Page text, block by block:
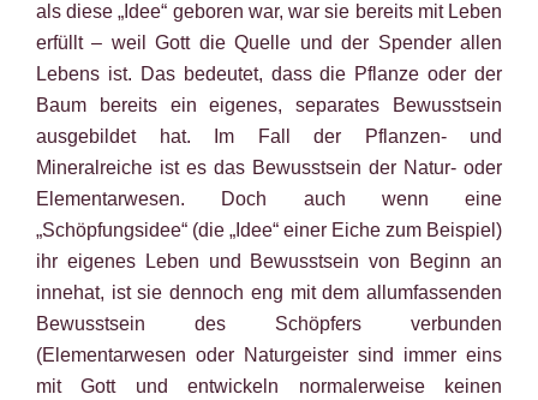
als diese „Idee“ geboren war, war sie bereits mit Leben
erfüllt – weil Gott die Quelle und der Spender allen
Lebens ist. Das bedeutet, dass die Pflanze oder der
Baum bereits ein eigenes, separates Bewusstsein
ausgebildet hat. Im Fall der Pflanzen- und
Mineralreiche ist es das Bewusstsein der Natur- oder
Elementarwesen. Doch auch wenn eine
„Schöpfungsidee“ (die „Idee“ einer Eiche zum Beispiel)
ihr eigenes Leben und Bewusstsein von Beginn an
innehat, ist sie dennoch eng mit dem allumfassenden
Bewusstsein des Schöpfers verbunden
(Elementarwesen oder Naturgeister sind immer eins
mit Gott und entwickeln normalerweise keinen